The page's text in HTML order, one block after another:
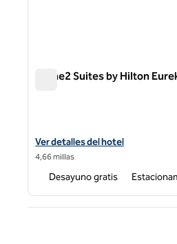
Home2 Suites by Hilton
Ver detalles del hotel Home2
Ver detalles del hotel
4,66 millas
Desayuno gratis